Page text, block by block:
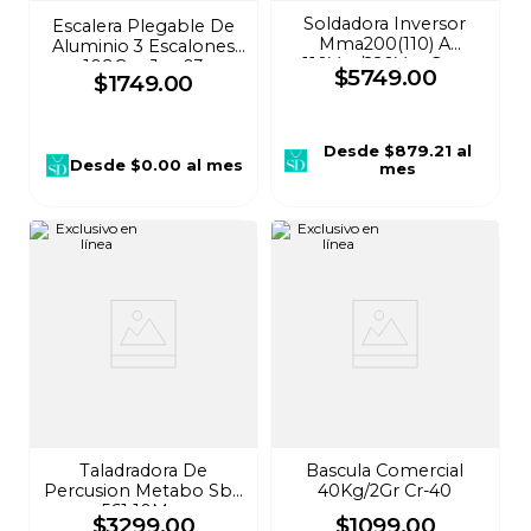
Escalera Plegable De
Aluminio 3 Escalones
109Cm Jca-03
$1749.00
Desde$0.00 al mes
Soldadora Inversor
Mma200(110) A
110Vca/220Vca Gm-
200A
$5749.00
Desde$879.21 al
mes
Taladradora De
Percusion Metabo Sbe
561 10Mm
$3299.00
Bascula Comercial
40Kg/2Gr Cr-40
$1099.00